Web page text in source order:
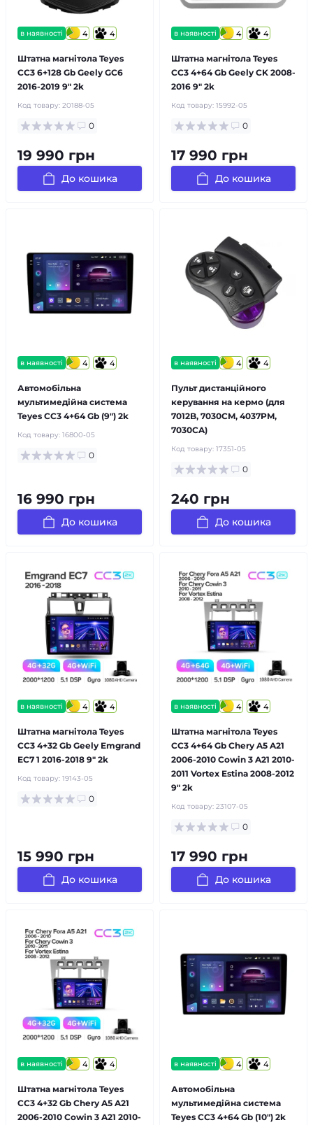
в наявності 4 4
Штатна магнітола Teyes
CC3 6+128 Gb Geely GC6
2016-2019 9" 2k
Код товару: 20188-05
0
19 990 грн
До кошика
в наявності 4 4
Штатна магнітола Teyes
CC3 4+64 Gb Geely CK 2008-
2016 9" 2k
Код товару: 15992-05
0
17 990 грн
До кошика
в наявності 4 4
Автомобільна
мультимедійна система
Teyes CC3 4+64 Gb (9") 2k
Код товару: 16800-05
0
16 990 грн
До кошика
в наявності 4 4
Пульт дистанційного
керування на кермо (для
7012B, 7030CM, 4037PM,
7030CA)
Код товару: 17351-05
0
240 грн
До кошика
в наявності 4 4
Штатна магнітола Teyes
CC3 4+32 Gb Geely Emgrand
EC7 1 2016-2018 9" 2k
Код товару: 19143-05
0
15 990 грн
До кошика
в наявності 4 4
Штатна магнітола Teyes
CC3 4+64 Gb Chery A5 A21
2006-2010 Cowin 3 A21 2010-
2011 Vortex Estina 2008-2012
9" 2k
Код товару: 23107-05
0
17 990 грн
До кошика
в наявності 4 4
Штатна магнітола Teyes
CC3 4+32 Gb Chery A5 A21
2006-2010 Cowin 3 A21 2010-
в наявності 4 4
Автомобільна
мультимедійна система
Teyes CC3 4+64 Gb (10") 2k